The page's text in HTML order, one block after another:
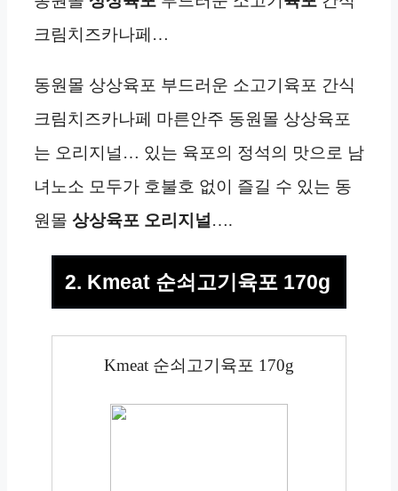
크림치즈카나페…
동원몰 상상육포 부드러운 소고기육포 간식
크림치즈카나페 마른안주 동원몰 상상육포
는 오리지널… 있는 육포의 정석의 맛으로 남
녀노소 모두가 호불호 없이 즐길 수 있는 동
원몰 상상육포 오리지널 ….
2. Kmeat 순쇠고기육포 170g
Kmeat 순쇠고기육포 170g